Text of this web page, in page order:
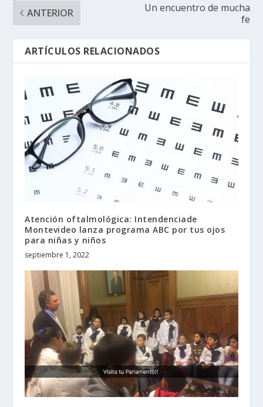
ANTERIOR
Un encuentro de mucha
fe
ARTÍCULOS RELACIONADOS
Atención oftalmológica: Intendenciade
Montevideo lanza programa ABC por tus ojos
para niñas y niños
septiembre 1, 2022